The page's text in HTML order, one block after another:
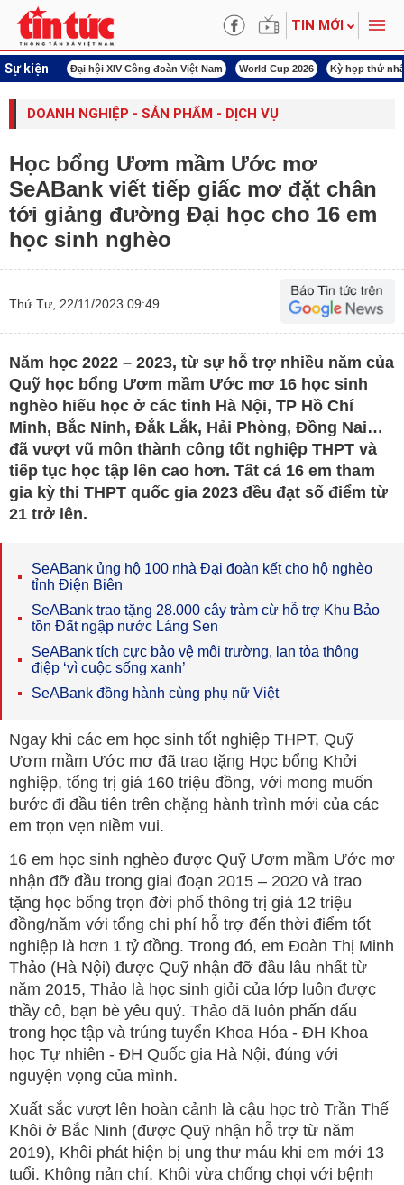
TIN MỚI
Sự kiện
ngày đêm Đại hội XIV Công đoàn Việt Nam World Cup 2026 Kỳ họp thứ
DOANH NGHIỆP - SẢN PHẨM - DỊCH VỤ
Học bổng Ươm mầm Ước mơ
SeABank viết tiếp giấc mơ đặt chân
tới giảng đường Đại học cho 16 em
học sinh nghèo
Thứ Tư, 22/11/2023 09:49
Năm học 2022 – 2023, từ sự hỗ trợ nhiều năm của
Quỹ học bổng Ươm mầm Ước mơ 16 học sinh
nghèo hiếu học ở các tỉnh Hà Nội, TP Hồ Chí
Minh, Bắc Ninh, Đắk Lắk, Hải Phòng, Đồng Nai…
đã vượt vũ môn thành công tốt nghiệp THPT và
tiếp tục học tập lên cao hơn. Tất cả 16 em tham
gia kỳ thi THPT quốc gia 2023 đều đạt số điểm từ
21 trở lên.
SeABank ủng hộ 100 nhà Đại đoàn kết cho hộ nghèo
tỉnh Điện Biên
SeABank trao tặng 28.000 cây tràm cừ hỗ trợ Khu Bảo
tồn Đất ngập nước Láng Sen
SeABank tích cực bảo vệ môi trường, lan tỏa thông
điệp ‘vì cuộc sống xanh’
SeABank đồng hành cùng phụ nữ Việt
Ngay khi các em học sinh tốt nghiệp THPT, Quỹ
Ươm mầm Ước mơ đã trao tặng Học bổng Khởi
nghiệp, tổng trị giá 160 triệu đồng, với mong muốn
bước đi đầu tiên trên chặng hành trình mới của các
em trọn vẹn niềm vui.
16 em học sinh nghèo được Quỹ Ươm mầm Ước mơ
nhận đỡ đầu trong giai đoạn 2015 – 2020 và trao
tặng học bổng trọn đời phổ thông trị giá 12 triệu
đồng/năm với tổng chi phí hỗ trợ đến thời điểm tốt
nghiệp là hơn 1 tỷ đồng. Trong đó, em Đoàn Thị Minh
Thảo (Hà Nội) được Quỹ nhận đỡ đầu lâu nhất từ
năm 2015, Thảo là học sinh giỏi của lớp luôn được
thầy cô, bạn bè yêu quý. Thảo đã luôn phấn đấu
trong học tập và trúng tuyển Khoa Hóa - ĐH Khoa
học Tự nhiên - ĐH Quốc gia Hà Nội, đúng với
nguyện vọng của mình.
Xuất sắc vượt lên hoàn cảnh là cậu học trò Trần Thế
Khôi ở Bắc Ninh (được Quỹ nhận hỗ trợ từ năm
2019), Khôi phát hiện bị ung thư máu khi em mới 13
tuổi. Không nản chí, Khôi vừa chống chọi với bệnh